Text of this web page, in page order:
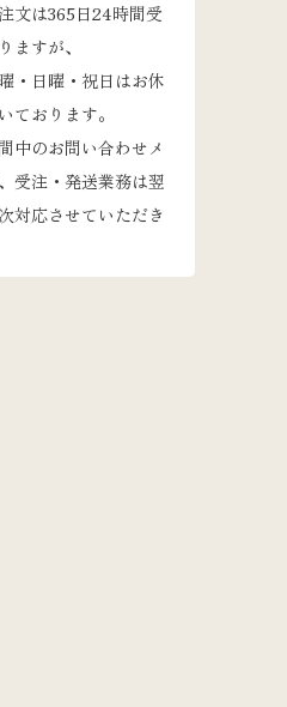
文は365日24時間受
ますが、
・日曜・祝日はお休
ております。
中のお問い合わせメ
受注・発送業務は翌
対応させていただき